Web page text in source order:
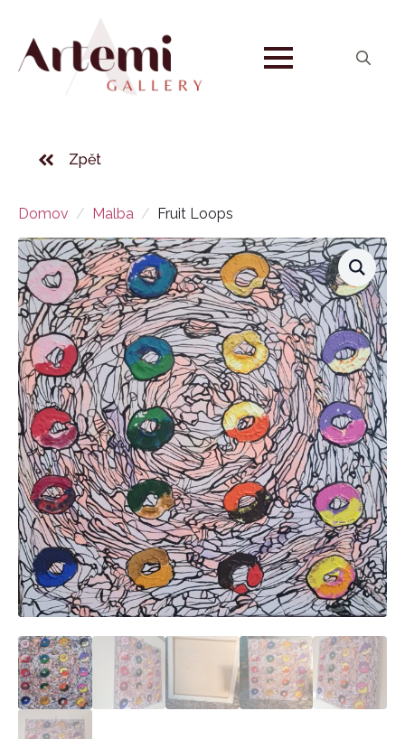
Zpět
Domov Malba Fruit Loops